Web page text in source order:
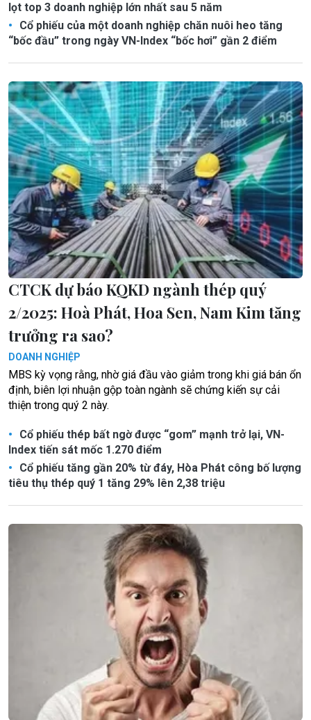
lọt top 3 doanh nghiệp lớn nhất sau 5 năm
Cổ phiếu của một doanh nghiệp chăn nuôi heo tăng
“bốc đầu” trong ngày VN-Index “bốc hơi” gần 2 điểm
CTCK dự báo KQKD ngành thép quý
2/2025: Hoà Phát, Hoa Sen, Nam Kim tăng
trưởng ra sao?
DOANH NGHIỆP
MBS kỳ vọng rằng, nhờ giá đầu vào giảm trong khi giá bán ổn
định, biên lợi nhuận gộp toàn ngành sẽ chứng kiến sự cải
thiện trong quý 2 này.
Cổ phiếu thép bất ngờ được “gom” mạnh trở lại, VN-
Index tiến sát mốc 1.270 điểm
Cổ phiếu tăng gần 20% từ đáy, Hòa Phát công bố lượng
tiêu thụ thép quý 1 tăng 29% lên 2,38 triệu